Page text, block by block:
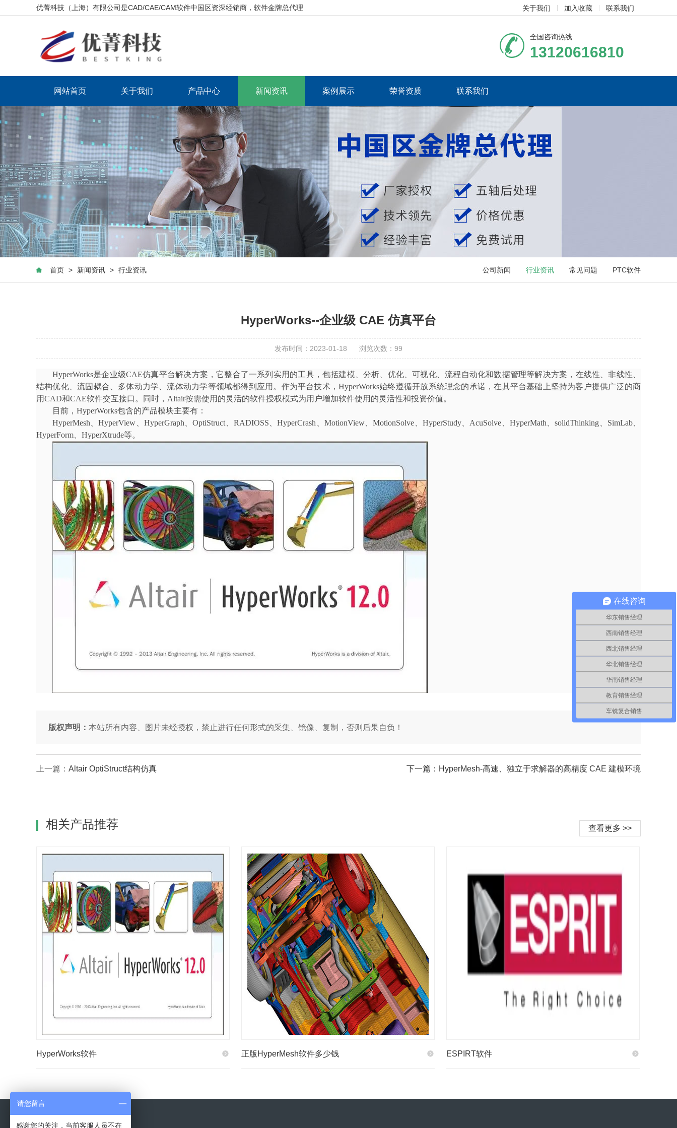
优菁科技（上海）有限公司是CAD/CAE/CAM软件中国区资深经销商，软件金牌总代理 关于我们 加入收藏 联系我们
全国咨询热线
13120616810
网站首页 关于我们 产品中心 新闻资讯 案例展示 荣誉资质 联系我们
首页 > 新闻资讯 > 行业资讯 公司新闻 行业资讯 常见问题 PTC软件
HyperWorks--企业级 CAE 仿真平台
发布时间：2023-01-18 浏览次数： 99
HyperWorks是企业级CAE仿真平台解决方案，它整合了一系列实用的工具，包括建模、分析、优化、可视化、流程自动化和数据管理等解决方案，在线性、非线性、
结构优化、流固耦合、多体动力学、流体动力学等领域都得到应用。作为平台技术，HyperWorks始终遵循开放系统理念的承诺，在其平台基础上坚持为客户提供广泛的商
用CAD和CAE软件交互接口。同时， Altair按需使用的灵活的软件授权模式为用户增加软件使用的灵活性和投资价值。
目前， HyperWorks包含的产品模块主要有：
HyperMesh 、HyperView HyperGraph 、OptiStruct RADIOSS 、HyperCrash MotionView、MotionSolve HyperStudy、 AcuSolve HyperMath 、solidThinking SimLab、
HyperForm
HyperXtrude等。
版权声明： 本站所有内容、图片未经授权，禁止进行任何形式的采集、镜像、复制，否则后果自负！
上一篇： Altair OptiStruct结构仿真 下一篇： HyperMesh-高速、独立于求解器的高精度 CAE 建模环境
查看更多 >>
相关产品推荐
HyperWorks软件 正版HyperMesh软件多少钱 ESPIRT软件
在线咨询
华东销售经理
西南销售经理
西北销售经理
华北销售经理
华南销售经理
教育销售经理
车铣复合销售
请您留言
感谢您的关注，当前客服人员不在